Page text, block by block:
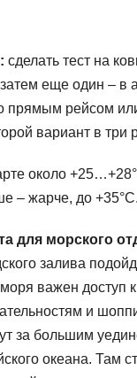
сделать тест на
еще один – в
прямым рейсом
вариант в три
около
– жарче, до +35°С.
для морского
залива
важен доступ к
и
за большим
океана. Там